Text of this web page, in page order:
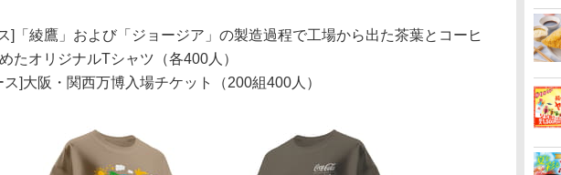
]「綾鷹」および「ジョージア」の製造過程で工場から出た茶葉とコーヒ
たオリジナルTシャツ（各400人）
ス]大阪・関西万博入場チケット（200組400人）